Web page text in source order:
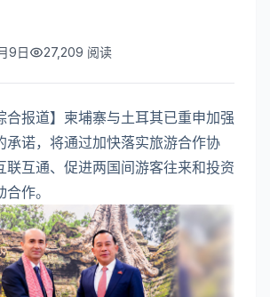
9日 27,209 阅读
合报道】柬埔寨与土耳其已重申加强
承诺，将通过加快落实旅游合作协
联互通、促进两国间游客往来和投资
作。